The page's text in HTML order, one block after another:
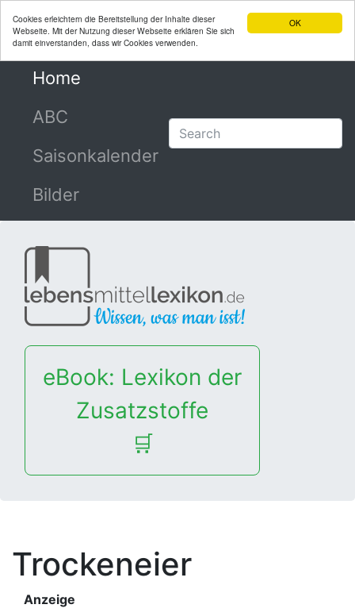
OK
Cookies erleichtern die Bereitstellung der Inhalte dieser
Webseite. Mit der Nutzung dieser Webseite erklären Sie sich
damit einverstanden, dass wir Cookies verwenden.
Home
ABC
Saisonkalender
Bilder
eBook: Lexikon der
Zusatzstoffe
🛒
Trockeneier
Anzeige